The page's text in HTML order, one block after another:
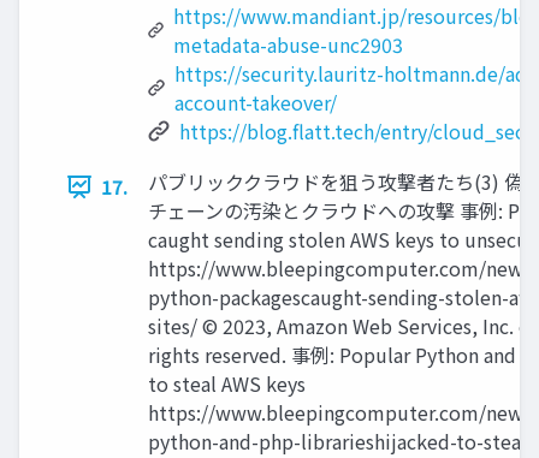
https://www.mandiant.jp/resources/
metadata-abuse-unc2903
https://security.lauritz-holtmann.de/
account-takeover/
https://blog.flatt.tech/entry/
17.
パブリッククラウドを狙う攻撃者たち(3) 偽
チェーンの汚染とクラウドへの攻撃 事例:
caught sending stolen AWS keys to
https://www.bleepingcomputer.com/
python-packagescaught-sending-stolen-
sites/ © 2023, Amazon Web Services, Inc.
rights reserved. 事例: Popular Python and
to steal AWS keys
https://www.bleepingcomputer.com/
python-and-php-librarieshijacked-to-steal-